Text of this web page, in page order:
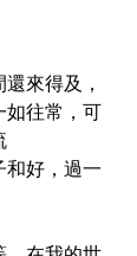
來得及，
如往常，可
和好，過一